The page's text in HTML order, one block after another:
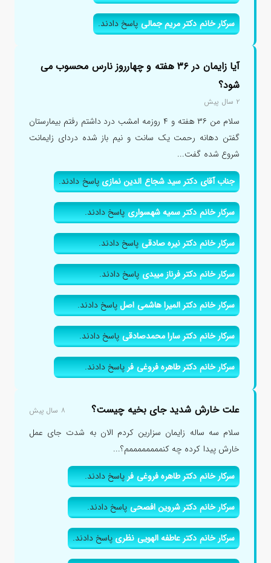
سرکار خانم دکتر مریم جمالیپاسخ دادند.
آیا زایمان در ۳۶ هفته و چهارروز نارس محسوب می
شود؟
۲ سال پیش
سلام من ۳۶ هفته و ۴ روزمه امشب درد داشتم رفتم بیمارستان
گفتن دهانه رحمت یک سانت و نیم باز شده دردای زایمانت
شروع شده گفت...
جناب آقای دکتر سید شجاع الدین نمازیپاسخ دادند.
سرکار خانم دکتر سمیه شهسواریپاسخ دادند.
سرکار خانم دکتر نیره صادقیپاسخ دادند.
سرکار خانم دکتر فرناز میبدیپاسخ دادند.
سرکار خانم دکتر المیرا هاشمی اصلپاسخ دادند.
سرکار خانم دکتر سارا محمدصادقیپاسخ دادند.
سرکار خانم دکتر طاهره فروغی فرپاسخ دادند.
علت خارش شدید جای بخیه چیست؟ ۸ سال پیش
سلام سه ساله زایمان سزارین کردم الان به شدت جای عمل
خارش پیدا کرده چه کنممممممممم؟...
سرکار خانم دکتر طاهره فروغی فرپاسخ دادند.
سرکار خانم دکتر شروین افصحیپاسخ دادند.
سرکار خانم دکتر عاطفه الهویی نظریپاسخ دادند.